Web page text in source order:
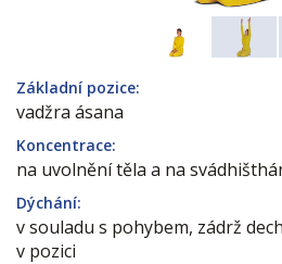
Základní pozice:
vadžra ásana
Koncentrace:
na uvolnění těla a na
Dýchání:
v souladu s pohybem, zádrž
v pozici